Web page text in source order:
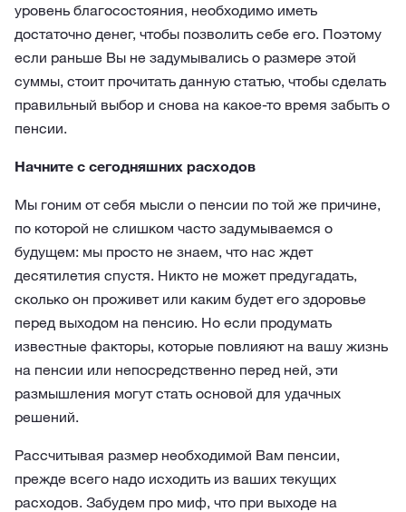
уровень благосостояния, необходимо иметь
достаточно денег, чтобы позволить себе его. Поэтому
если раньше Вы не задумывались о размере этой
суммы, стоит прочитать данную статью, чтобы сделать
правильный выбор и снова на какое-то время забыть о
пенсии.
Начните с сегодняшних расходов
Мы гоним от себя мысли о пенсии по той же причине,
по которой не слишком часто задумываемся о
будущем: мы просто не знаем, что нас ждет
десятилетия спустя. Никто не может предугадать,
сколько он проживет или каким будет его здоровье
перед выходом на пенсию. Но если продумать
известные факторы, которые повлияют на вашу жизнь
на пенсии или непосредственно перед ней, эти
размышления могут стать основой для удачных
решений.
Рассчитывая размер необходимой Вам пенсии,
прежде всего надо исходить из ваших текущих
расходов. Забудем про миф, что при выходе на